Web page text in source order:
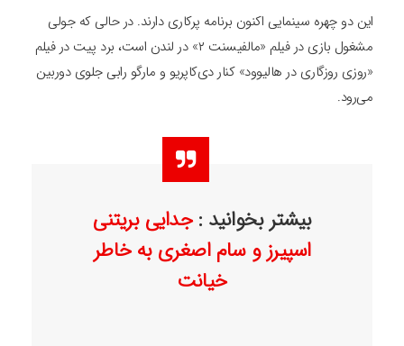
این دو چهره سینمایی اکنون برنامه‌ پرکاری دارند. در حالی که جولی
مشغول بازی در فیلم «مالفیسنت ۲» در لندن است، برد پیت در فیلم
«روزی روزگاری در هالیوود» کنار دی‌کاپریو و مارگو رابی جلوی دوربین
می‌رود.
بیشتر بخوانید :جدایی بریتنی
اسپیرز و سام اصغری به خاطر
خیانت